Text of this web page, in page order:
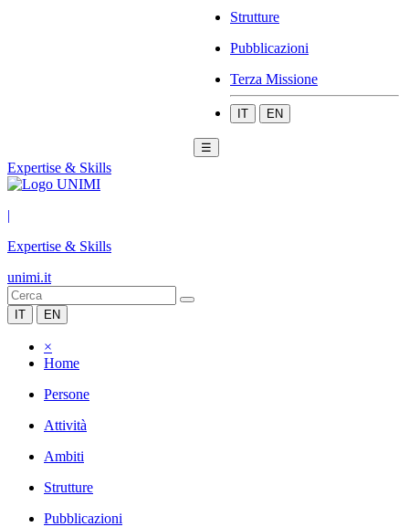
Strutture
Pubblicazioni
Terza Missione
IT EN
☰
Expertise & Skills
|
Expertise & Skills
unimi.it
IT EN
×
Home
Persone
Attività
Ambiti
Strutture
Pubblicazioni